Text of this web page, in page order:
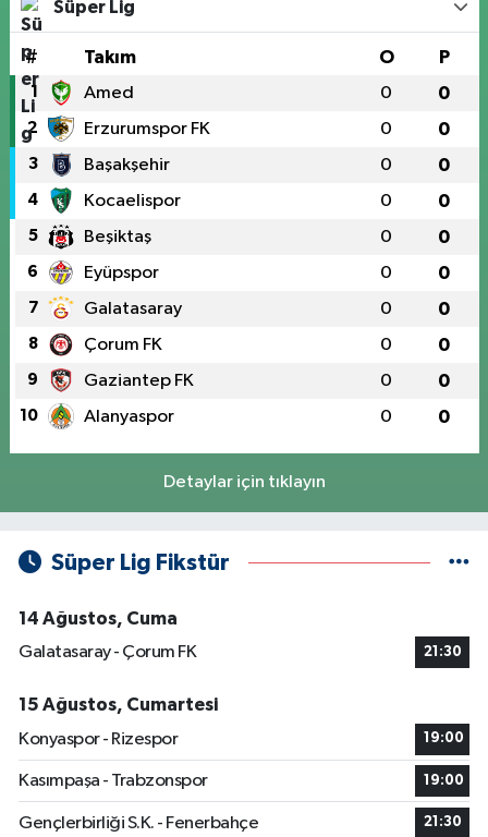
Süper Lig
# Takım O P
1 Amed 0 0
2 Erzurumspor FK 0 0
3 Başakşehir 0 0
4 Kocaelispor 0 0
5 Beşiktaş 0 0
6 Eyüpspor 0 0
7 Galatasaray 0 0
8 Çorum FK 0 0
9 Gaziantep FK 0 0
10 Alanyaspor 0 0
Detaylar için tıklayın
Süper Lig Fikstür
14 Ağustos, Cuma
Galatasaray - Çorum FK
21:30
15 Ağustos, Cumartesi
Konyaspor - Rizespor
19:00
Kasımpaşa - Trabzonspor 19:00
Gençlerbirliği S.K. - Fenerbahçe 21:30